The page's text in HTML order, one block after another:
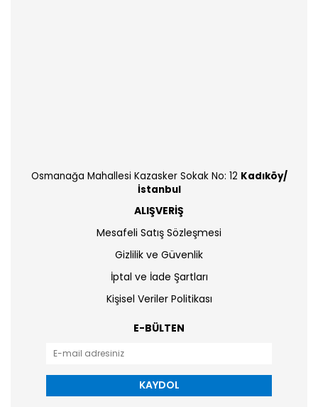
Osmanağa Mahallesi Kazasker Sokak No: 12 Kadıköy/
İstanbul
ALIŞVERİŞ
Mesafeli Satış Sözleşmesi
Gizlilik ve Güvenlik
İptal ve İade Şartları
Kişisel Veriler Politikası
E-BÜLTEN
KAYDOL